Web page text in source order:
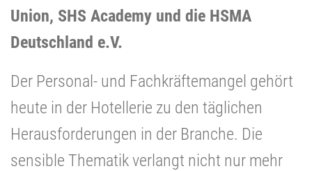
Union, SHS Academy und die HSMA
Deutschland e.V.
Der Personal- und Fachkräftemangel gehört
heute in der Hotellerie zu den täglichen
Herausforderungen in der Branche. Die
sensible Thematik verlangt nicht nur mehr